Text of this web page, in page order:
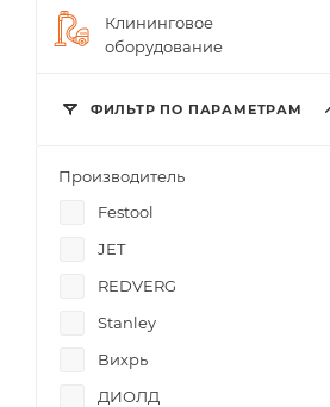
Клининговое
оборудование
ФИЛЬТР ПО ПАРАМЕТРАМ
Производитель
Festool
JET
REDVERG
Stanley
Вихрь
ДИОЛД